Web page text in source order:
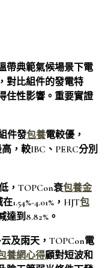
帶典範氣候場景下電
對比組件的發電特
住性影響。重要實證
件發包養電較優，
，較IBC、PERC分別
，TOPCon衰包養金
1.54%-4.01%，HJT包
到8.82%。
及雨天，TOPCon電
養網心得顧對短波和